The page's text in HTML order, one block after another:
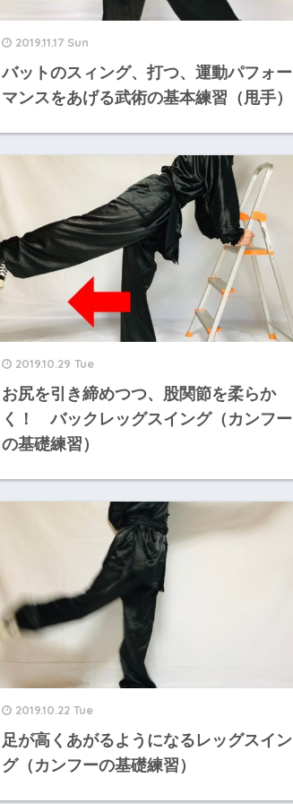
2019.11.17 Sun
バットのスィング、打つ、運動パフォー
マンスをあげる武術の基本練習（甩手）
2019.10.29 Tue
お尻を引き締めつつ、股関節を柔らか
く！ バックレッグスイング（カンフー
の基礎練習）
2019.10.22 Tue
足が高くあがるようになるレッグスイン
グ（カンフーの基礎練習）